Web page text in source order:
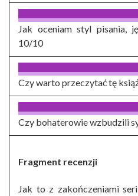
Jak oceniam styl pisania,
10/10
Czy warto przeczytać tę
Czy bohaterowie wzbudzili
Fragment recenzji
Jak to z zakończeniami